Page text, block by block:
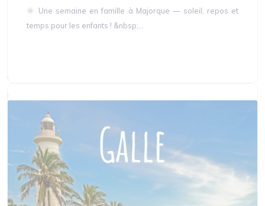
🌞 Une semaine en famille à Majorque — soleil, repos et
temps pour les enfants ! &nbsp;...